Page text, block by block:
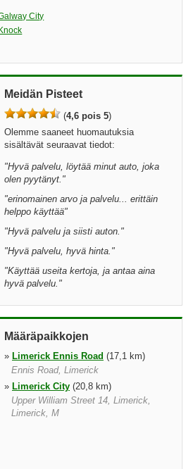
City
Knock
Meidän Pisteet
(4,6 pois 5)
Olemme saaneet huomautuksia
sisältävät seuraavat tiedot:
"Hyvä palvelu, löytää minut auto, joka
olen pyytänyt. "
"erinomainen arvo ja palvelu... erittäin
helppo käyttää"
"Hyvä palvelu ja siisti auton. "
"Hyvä palvelu, hyvä hinta. "
"Käyttää useita kertoja, ja antaa aina
hyvä palvelu. "
Määräpaikkojen
» Limerick Ennis Road (17,1 km)
Ennis Road, Limerick
» Limerick City (20,8 km)
Upper William Street 14, Limerick,
Limerick, M